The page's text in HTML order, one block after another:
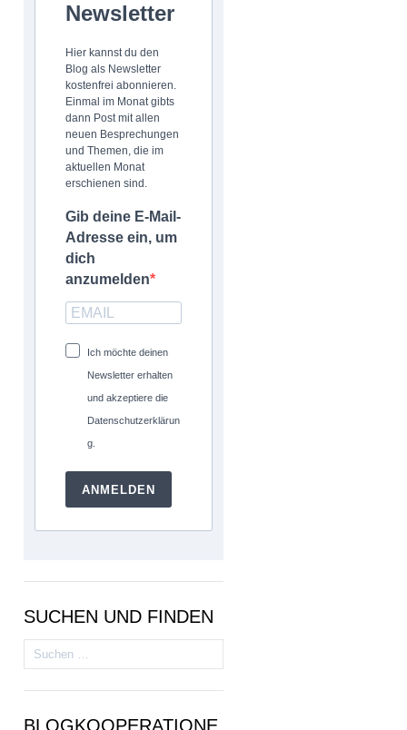
Newsletter
Hier kannst du den
Blog als Newsletter
kostenfrei abonnieren.
Einmal im Monat gibts
dann Post mit allen
neuen Besprechungen
und Themen, die im
aktuellen Monat
erschienen sind.
Gib deine E-Mail-
Adresse ein, um
dich
anzumelden
Ich möchte deinen
Newsletter erhalten
und akzeptiere die
Datenschutzerklärun
g.
ANMELDEN
SUCHEN UND FINDEN
Suchen
nach:
BLOGKOOPERATIONE